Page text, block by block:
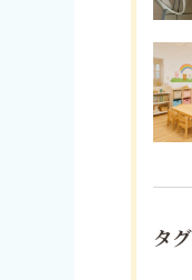
タグ